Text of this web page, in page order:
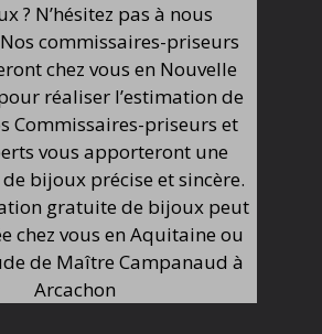
? N’hésitez pas à nous
commissaires-priseurs
chez vous en Nouvelle
réaliser l’estimation de
Commissaires-priseurs et
vous apporteront une
bijoux précise et sincère.
gratuite de bijoux peut
chez vous en Aquitaine ou
de Maître Campanaud à
Arcachon